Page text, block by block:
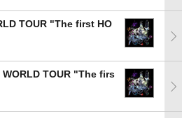
TOUR "The first HO
TOUR "The firs